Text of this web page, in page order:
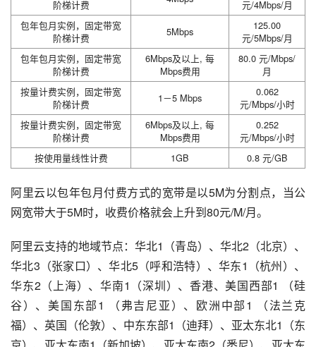
阶梯计费
元/4Mbps/月
包年包月实例，固定带宽
阶梯计费
5Mbps
125.00
元/5Mbps/月
包年包月实例，固定带宽
阶梯计费
6Mbps及以上, 每
Mbps费用
80.0 元/Mbps/
月
按量计费实例，固定带宽
阶梯计费
1－5 Mbps
0.062
元/Mbps/小时
按量计费实例，固定带宽
阶梯计费
6Mbps及以上, 每
Mbps费用
0.252
元/Mbps/小时
按使用量线性计费
1GB 0.8 元/GB
阿里云以包年包月付费方式的宽带是以5M为分割点，当公
网宽带大于5M时，收费价格就会上升到80元/M/月。
阿里云支持的地域节点：华北1（青岛）、华北2（北京）、
华北3（张家口）、华北5（呼和浩特）、华东1（杭州）、
华东2（上海）、华南1（深圳）、香港、美国西部1 （硅
谷）、美国东部1 （弗吉尼亚）、欧洲中部1 （法兰克
福）、英国（伦敦）、中东东部1（迪拜）、亚太东北1（东